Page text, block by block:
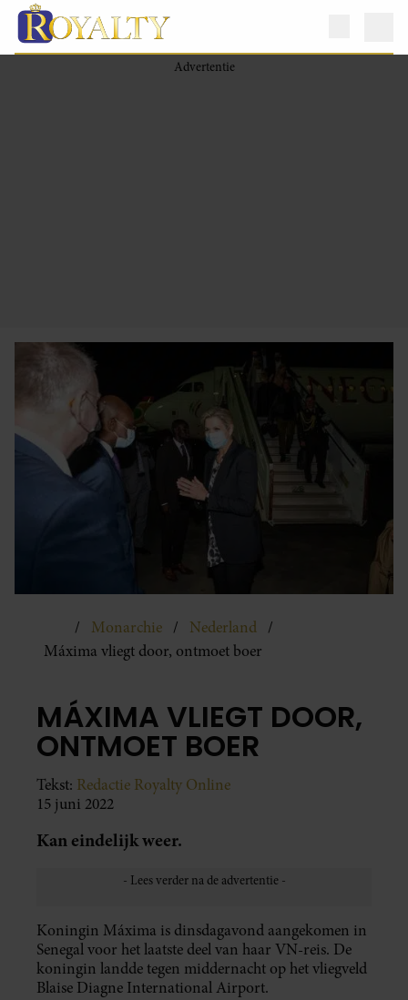
Monarchie
Nederland
Máxima vliegt door, ontmoet boer
MÁXIMA VLIEGT DOOR,
ONTMOET BOER
Tekst: Redactie Royalty Online
15 juni 2022
Kan eindelijk weer.
Koningin Máxima is dinsdagavond aangekomen in
Senegal voor het laatste deel van haar VN-reis. De
koningin landde tegen middernacht op het vliegveld
Blaise Diagne International Airport.